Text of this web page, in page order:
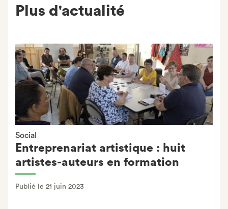
Plus d'actualité
Social
Entreprenariat artistique : huit
artistes-auteurs en formation
Publié le 21 juin 2023